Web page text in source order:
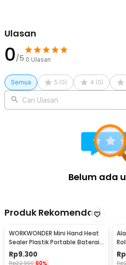
1 x KEDELACK Kotak Tisu Kayu
Ulasan
0/5 0 Ulasan
Semua 5 (0) 4 (0)
Cari Ulasan
Belum ada
Produk Rekomendasi
WORKWONDER Mini Hand Heat
Sealer Plastik Portable Baterai
AA - LX2000A
Rp9.300
Rp22.900 60%
Rp
Rp